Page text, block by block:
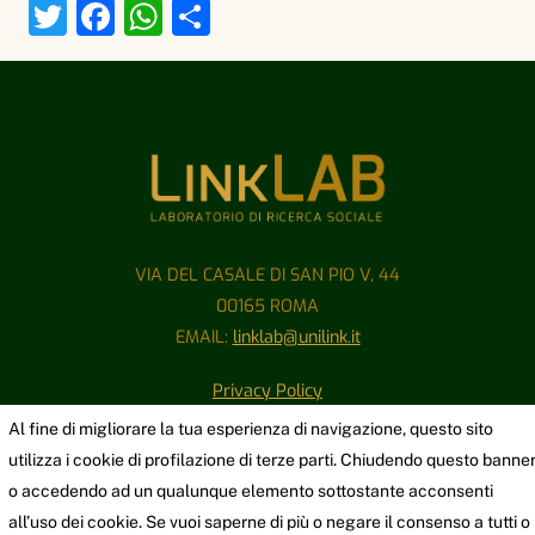
T
w
F
a
k
W
h
A
p
o
vi
di
VIA DEL CASALE DI SAN PIO V, 44
00165 ROMA
EMAIL: linklab@unilink.it
Privacy Policy
DIRETTORE:
Prof. Nicola Ferrigni
Al fine di migliorare la tua esperienza di navigazione, questo sito
utilizza i cookie di profilazione di terze parti. Chiudendo questo banner
o accedendo ad un qualunque elemento sottostante acconsenti
all’uso dei cookie. Se vuoi saperne di più o negare il consenso a tutti o